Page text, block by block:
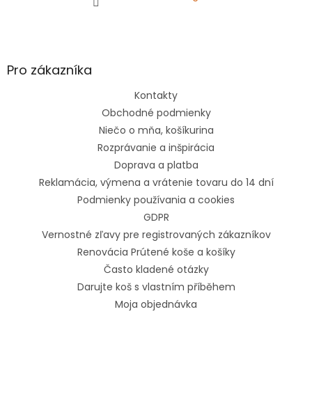
Pro zákazníka
Kontakty
Obchodné podmienky
Niečo o mňa, košíkurina
Rozprávanie a inšpirácia
Doprava a platba
Reklamácia, výmena a vrátenie tovaru do 14 dní
Podmienky používania a cookies
GDPR
Vernostné zľavy pre registrovaných zákazníkov
Renovácia Prútené koše a košíky
Často kladené otázky
Darujte koš s vlastním příběhem
Moja objednávka